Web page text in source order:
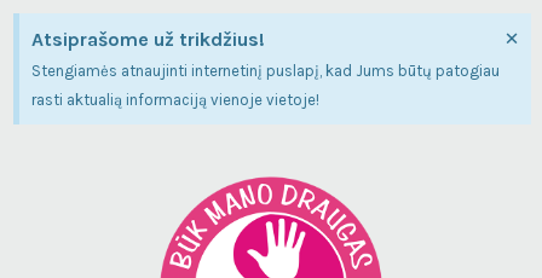
Atsiprašome už trikdžius!
Stengiamės atnaujinti internetinį puslapį, kad Jums būtų patogiau
rasti aktualią informaciją vienoje vietoje!
×